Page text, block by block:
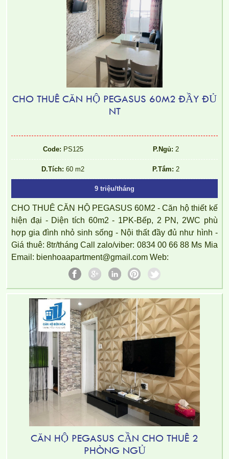
CHO THUÊ CĂN HỘ PEGASUS 60M2 ĐẦY ĐỦ
NT
Code: PS125 P.Ngủ: 2
D.Tích: 60 m2 P.Tắm: 2
9 triệu/tháng
CHO THUÊ CĂN HỘ PEGASUS 60M2 - Căn hộ thiết kế
hiện đại - Diện tích 60m2 - 1PK-Bếp, 2 PN, 2WC phù
hợp gia đình nhỏ sinh sống - Nội thất đầy đủ như hình -
Giá thuê: 8tr/tháng Call zalo/viber: 0834 00 66 88 Ms Mia
Email: bienhoaapartment@gmail.com Web:
CĂN HỘ PEGASUS CẦN CHO THUÊ 2
PHÒNG NGỦ